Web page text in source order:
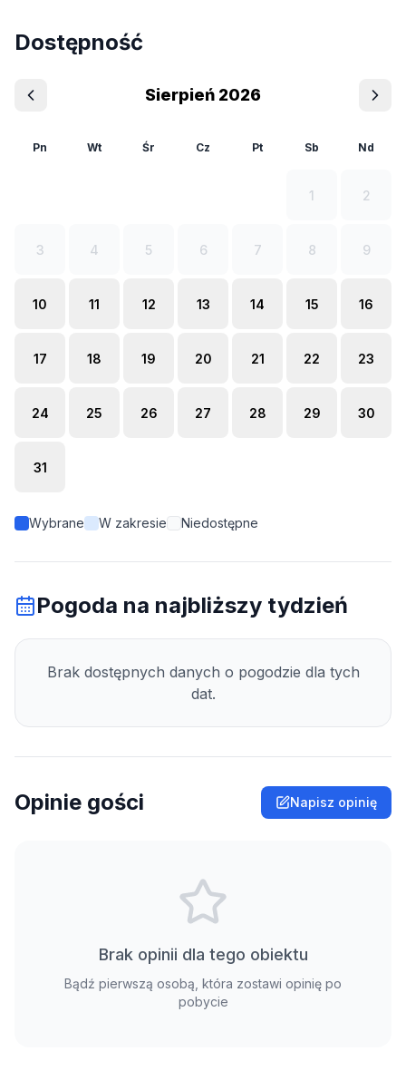
Dostępność
Sierpień 2026
Pn Wt Śr Cz Pt Sb Nd
1 2
3 4 5 6 7 8 9
10 11 12 13 14 15 16
17 18 19 20 21 22 23
24 25 26 27 28 29 30
31
Wybrane W zakresie Niedostępne
Pogoda na najbliższy tydzień
Brak dostępnych danych o pogodzie dla tych
dat.
Opinie gości Napisz opinię
Brak opinii dla tego obiektu
Bądź pierwszą osobą, która zostawi opinię po
pobycie